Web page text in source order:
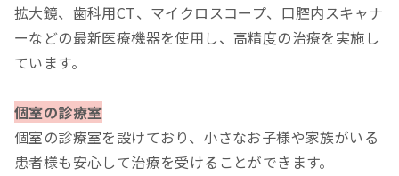
拡大鏡、歯科用CT、マイクロスコープ、口腔内スキャナ
ーなどの最新医療機器を使用し、高精度の治療を実施し
ています。
個室の診療室
個室の診療室を設けており、小さなお子様や家族がいる
患者様も安心して治療を受けることができます。